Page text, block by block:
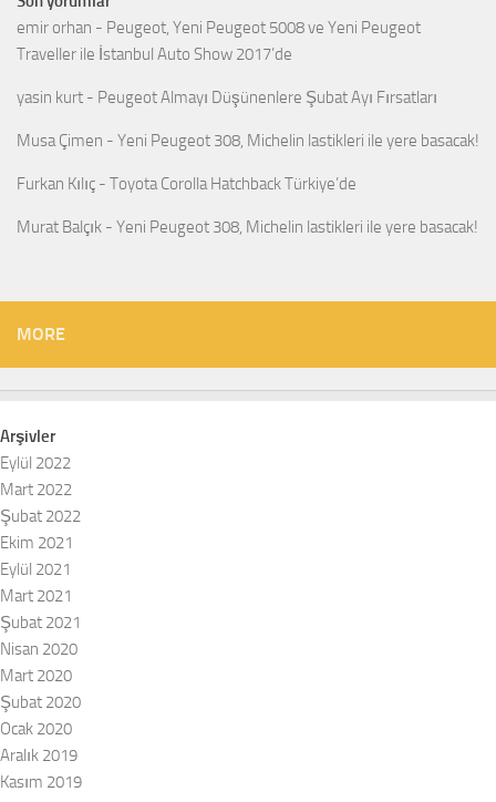
emir orhan - Peugeot, Yeni Peugeot 5008 ve Yeni Peugeot
Traveller ile İstanbul Auto Show 2017’de
yasin kurt - Peugeot Almayı Düşünenlere Şubat Ayı Fırsatları
Musa Çimen - Yeni Peugeot 308, Michelin lastikleri ile yere basacak!
Furkan Kılıç - Toyota Corolla Hatchback Türkiye’de
Murat Balçık - Yeni Peugeot 308, Michelin lastikleri ile yere basacak!
MORE
Arşivler
Eylül 2022
Mart 2022
Şubat 2022
Ekim 2021
Eylül 2021
Mart 2021
Şubat 2021
Nisan 2020
Mart 2020
Şubat 2020
Ocak 2020
Aralık 2019
Kasım 2019